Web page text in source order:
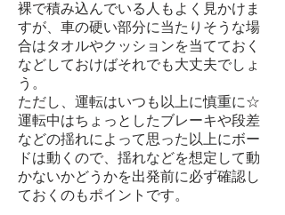
裸で積み込んでいる人もよく見かけま
すが、車の硬い部分に当たりそうな場
合はタオルやクッションを当てておく
などしておけばそれでも大丈夫でしょ
う。
ただし、運転はいつも以上に慎重に☆
運転中はちょっとしたブレーキや段差
などの揺れによって思った以上にボー
ドは動くので、揺れなどを想定して動
かないかどうかを出発前に必ず確認し
ておくのもポイントです。